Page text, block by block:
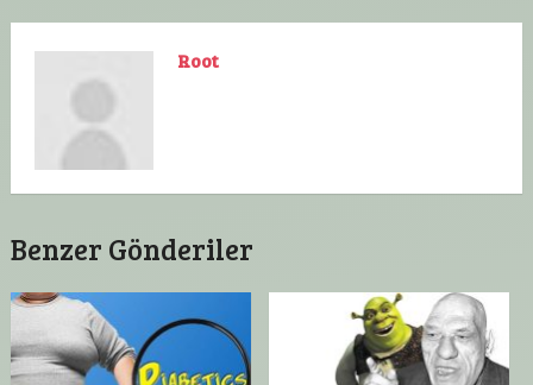
Root
Benzer Gönderiler